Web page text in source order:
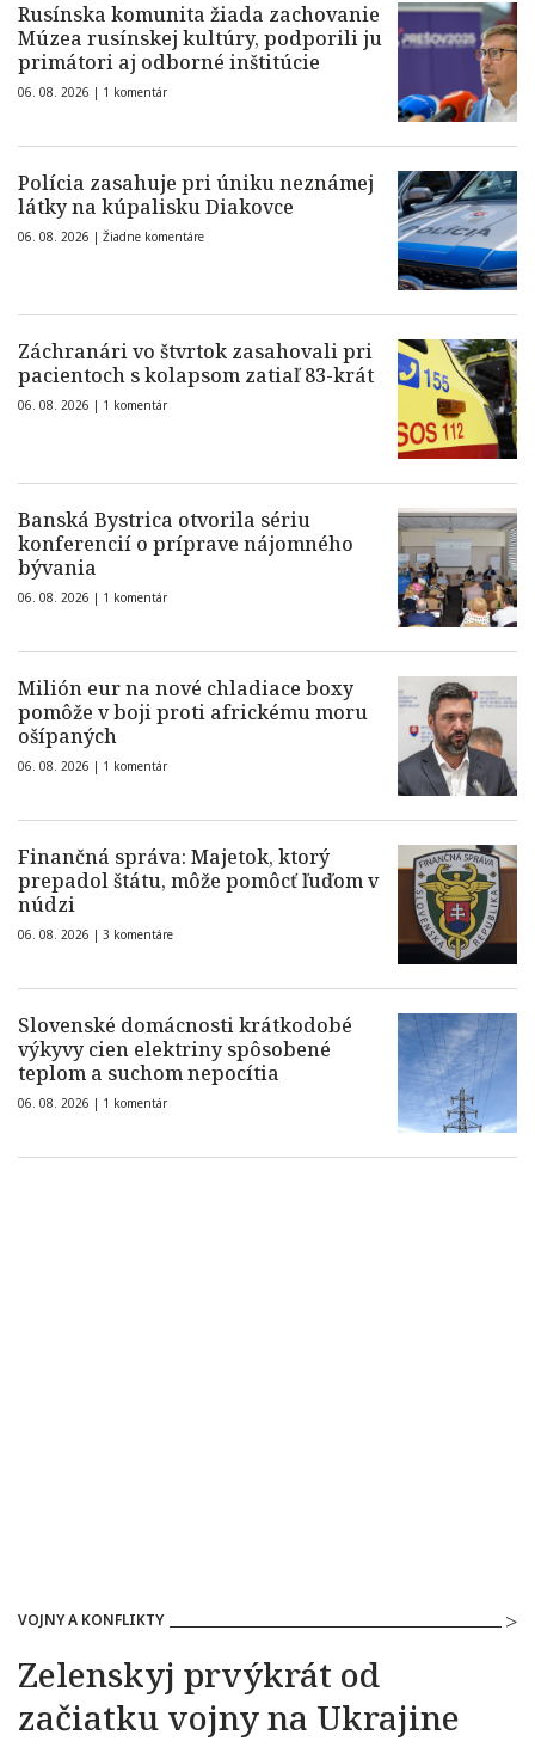
Rusínska komunita žiada zachovanie
Múzea rusínskej kultúry, podporili ju
primátori aj odborné inštitúcie
06. 08. 2026 | 1 komentár
Polícia zasahuje pri úniku neznámej
látky na kúpalisku Diakovce
06. 08. 2026 | Žiadne komentáre
Záchranári vo štvrtok zasahovali pri
pacientoch s kolapsom zatiaľ 83-krát
06. 08. 2026 | 1 komentár
Banská Bystrica otvorila sériu
konferencií o príprave nájomného
bývania
06. 08. 2026 | 1 komentár
Milión eur na nové chladiace boxy
pomôže v boji proti africkému moru
ošípaných
06. 08. 2026 | 1 komentár
Finančná správa: Majetok, ktorý
prepadol štátu, môže pomôcť ľuďom v
núdzi
06. 08. 2026 | 3 komentáre
Slovenské domácnosti krátkodobé
výkyvy cien elektriny spôsobené
teplom a suchom nepocítia
06. 08. 2026 | 1 komentár
VOJNY A KONFLIKTY
Zelenskyj prvýkrát od
začiatku vojny na Ukrajine